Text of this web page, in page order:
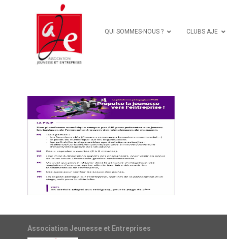
QUI SOMMES-NOUS ? CLUBS AJE
Association Jeunesse et Entreprises